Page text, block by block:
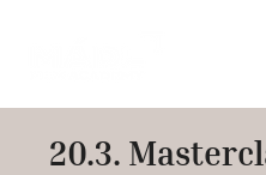
20.3.